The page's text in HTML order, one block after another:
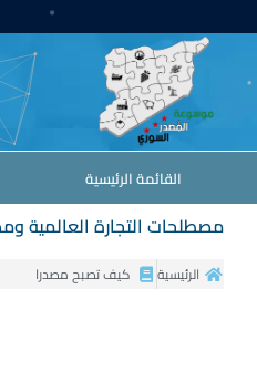
إلى
المحتوى
القائمة الرئيسية
مصطلحات التجارة العالمية
الرئيسية كيف تصبح مصدرا